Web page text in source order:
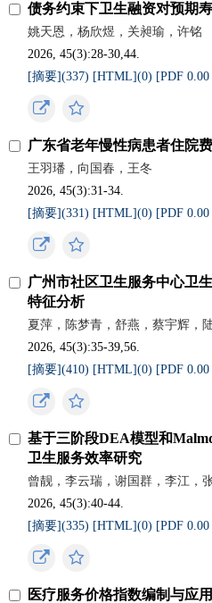
债务约束下卫生融资对预期
姚天恩，杨欣煜，关昶瑜，许铭
2026, 45(3):28-30,44.
[摘要](337) [HTML](0) [PDF
广东省老年慢性病患者住院
王羽璠，向国春，王冬
2026, 45(3):31-34.
[摘要](331) [HTML](0) [PDF
广州市社区卫生服务中心卫
特征分析
夏萍，陈梦青，舒燕，蔡宇辉，
2026, 45(3):35-39,56.
[摘要](410) [HTML](0) [PDF
基于三阶段DEA模型和
卫生服务效率研究
曾靓，李云瑞，谢国群，李江，
2026, 45(3):40-44.
[摘要](335) [HTML](0) [PDF
医疗服务价格指数编制与应